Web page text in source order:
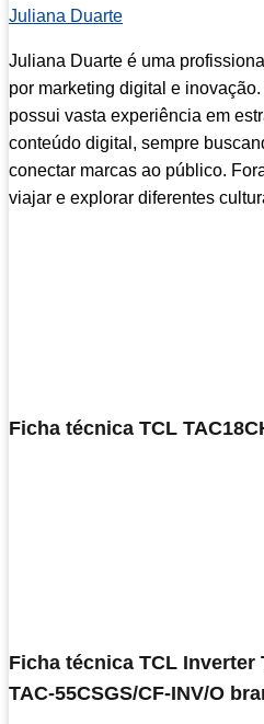
Juliana Duarte
Juliana Duarte é uma
por marketing digital e
possui vasta experiência em
conteúdo digital, sempre
conectar marcas ao público.
viajar e explorar diferentes
Ficha técnica TCL
Ficha técnica TCL Inverter
TAC-55CSGS/CF-INV/O